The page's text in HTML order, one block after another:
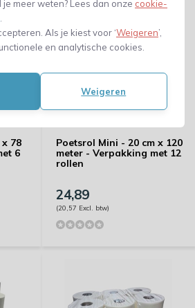
meer weten? Lees dan onze cookie-
Als je kiest voor ‘Weigeren’,
en analytische cookies.
Weigeren
78
6
Poetsrol Mini - 20 cm x 120
meter - Verpakking met 12
rollen
24,89
(20,57 Excl. btw)